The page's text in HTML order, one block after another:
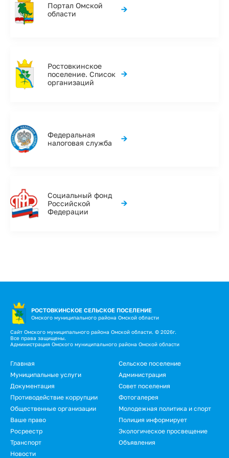
Портал Омской
области
→
Ростовкинское
поселение. Список
организаций
→
Федеральная
налоговая служба
→
Социальный фонд
Российской
Федерации
→
РОСТОВКИНСКОЕ СЕЛЬСКОЕ ПОСЕЛЕНИЕ
Омского муниципального района Омской области
Сайт Омского муниципального района Омской области. © 2026г.
Все права защищены.
Администрация Омского муниципального района Омской области
Подвал
Главная
Сельское поселение
Муниципальные услуги
Администрация
Документация
Совет поселения
Противодействие коррупции
Фотогалерея
Общественные организации
Молодежная политика и спорт
Ваше право
Полиция информирует
Росреестр
Экологическое просвещение
Транспорт
Объявления
Новости